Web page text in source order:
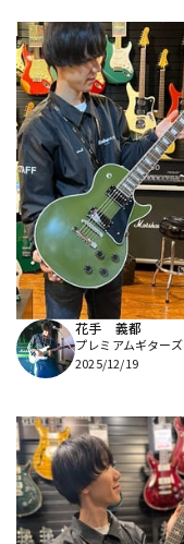
花手 義都
プレミアムギターズ
2025/12/19